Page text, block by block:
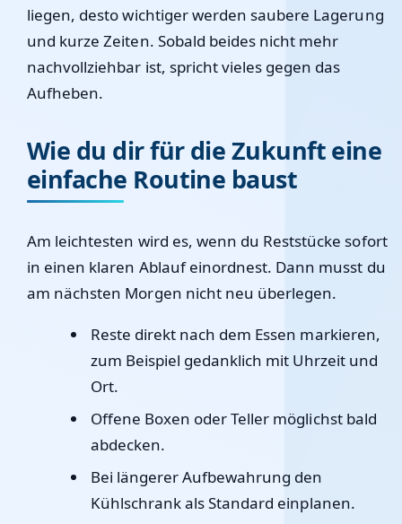
liegen, desto wichtiger werden saubere Lagerung
und kurze Zeiten. Sobald beides nicht mehr
nachvollziehbar ist, spricht vieles gegen das
Aufheben.
Wie du dir für die Zukunft eine
einfache Routine baust
Am leichtesten wird es, wenn du Reststücke sofort
in einen klaren Ablauf einordnest. Dann musst du
am nächsten Morgen nicht neu überlegen.
Reste direkt nach dem Essen markieren,
zum Beispiel gedanklich mit Uhrzeit und
Ort.
Offene Boxen oder Teller möglichst bald
abdecken.
Bei längerer Aufbewahrung den
Kühlschrank als Standard einplanen.